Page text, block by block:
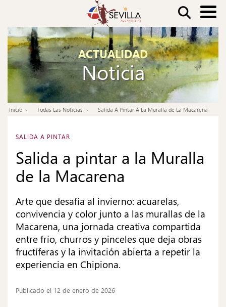
contenido
principal
Buscar
ACTUALIDAD
Noticia
Ruta
navegación
Inicio Todas Las Noticias Salida A Pintar A La Muralla de La Macarena
SALIDA A PINTAR
Salida a pintar a la Muralla
de la Macarena
Arte que desafía al invierno: acuarelas,
convivencia y color junto a las murallas de la
Macarena, una jornada creativa compartida
entre frío, churros y pinceles que deja obras
fructíferas y la invitación abierta a repetir la
experiencia en Chipiona.
Publicado el 12 de enero de 2026